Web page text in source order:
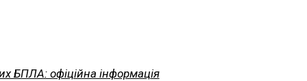
БПЛА: офіційна інформація